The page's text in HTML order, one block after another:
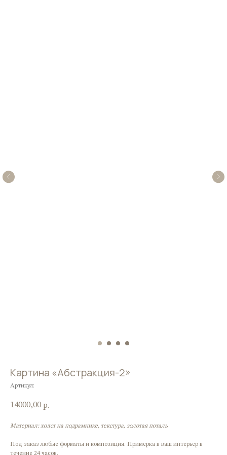
Картина «Абстракция-2»
Артикул:
14000,00 р.
Материал: холст на подрамнике, текстура, золотая поталь
Под заказ любые форматы и композиция. Примерка в ваш интерьер в
течение 24 часов.